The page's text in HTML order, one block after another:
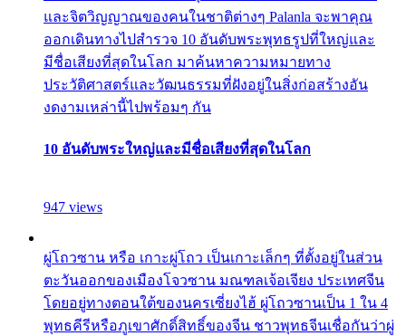
และจิตวิญญาณของคนในชาติต่างๆ Palanla จะพาคุณ
ออกเดินทางไปสำรวจ 10 อันดับพระพุทธรูปที่ใหญ่และ
มีชื่อเสียงที่สุดในโลก มาค้นหาความหมายทาง
ประวัติศาสตร์และวัฒนธรรมที่ฝังอยู่ในสิ่งก่อสร้างอัน
งดงามเหล่านี้ไปพร้อมๆ กัน
10 อันดับพระใหญ่และมีชื่อเสียงที่สุดในโลก
947 views
ผู่โถวซาน หรือ เกาะผู่โถว เป็นเกาะเล็กๆ ที่ตั้งอยู่ในส่วน
ตะวันออกของเมืองโจวซาน มณฑลเจ้อเจียง ประเทศจีน
โดยอยู่ทางตอนใต้ของนครเซี่ยงไฮ้ ผู่โถวซานเป็น 1 ใน 4
พุทธคีรีหรือภูเขาศักดิ์สิทธิ์ของจีน ชาวพุทธจีนเชื่อกันว่าผู่